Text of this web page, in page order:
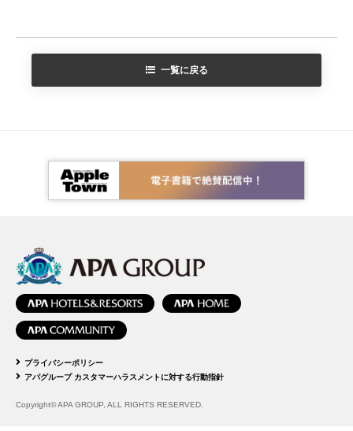
一覧に戻る
プライバシーポリシー
アパグループ カスタマーハラスメントに対する行動指針
Copyright© APA GROUP, ALL RIGHTS RESERVED.